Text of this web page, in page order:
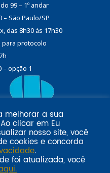
99 – 1º andar
– São Paulo/SP
das 8h30 às 17h30
para protocolo
– opção 1
SPAcesse aqui
melhorar a sua
clicar em Eu
nosso site, você
cookies e concorda
.
foi atualizada, você